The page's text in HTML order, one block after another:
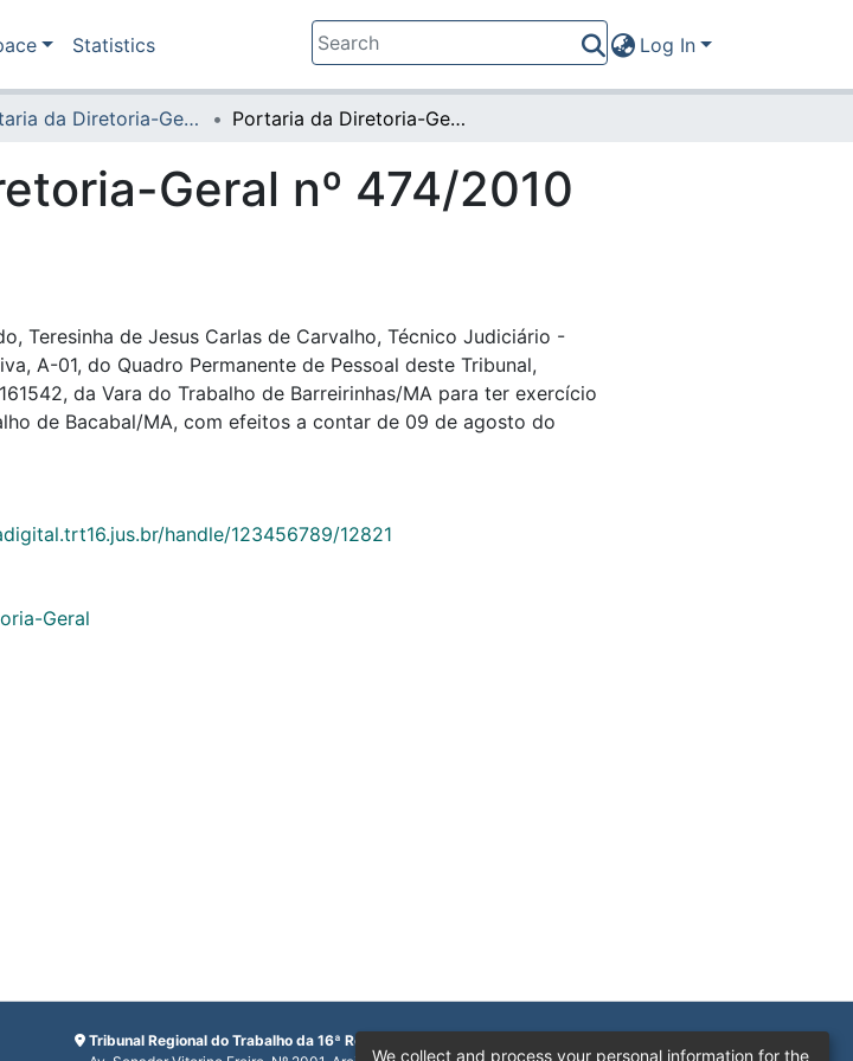
Statistics Log In
Portaria da Diretoria-Geral Portaria da Diretoria-Geral nº 474/2010 (14378)
Geral nº 474/2010
Teresinha de Jesus Carlas de Carvalho, Técnico Judiciário -
A-01, do Quadro Permanente de Pessoal deste Tribunal,
da Vara do Trabalho de Barreirinhas/MA para ter exercício
de Bacabal/MA, com efeitos a contar de 09 de agosto do
handle/123456789/12821
Geral
Tribunal Regional do Trabalho da 16ª Região
We collect and process your personal information for the